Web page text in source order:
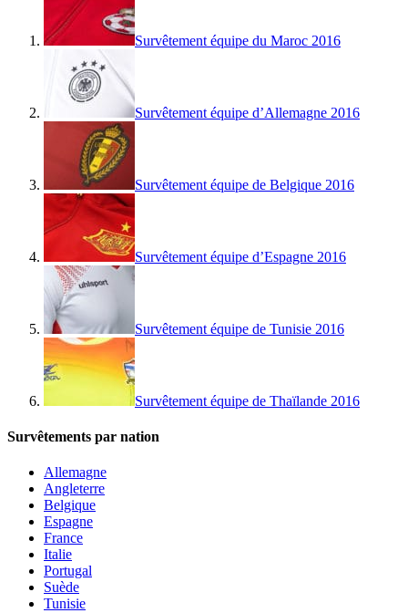
Survêtement équipe du Maroc 2016
Survêtement équipe d’Allemagne 2016
Survêtement équipe de Belgique 2016
Survêtement équipe d’Espagne 2016
Survêtement équipe de Tunisie 2016
Survêtement équipe de Thaïlande 2016
Survêtements par nation
Allemagne
Angleterre
Belgique
Espagne
France
Italie
Portugal
Suède
Tunisie